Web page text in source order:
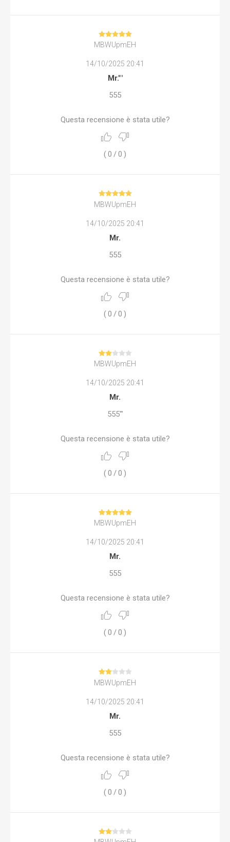
MBWUpmEH
14/10/2025 20:41
Mr.'"
555
Questa recensione è stata utile?
(0 /0 )
MBWUpmEH
14/10/2025 20:41
Mr.
555
Questa recensione è stata utile?
(0 /0 )
MBWUpmEH
14/10/2025 20:41
Mr.
555'"
Questa recensione è stata utile?
(0 /0 )
MBWUpmEH
14/10/2025 20:41
Mr.
555
Questa recensione è stata utile?
(0 /0 )
MBWUpmEH
14/10/2025 20:41
Mr.
555
Questa recensione è stata utile?
(0 /0 )